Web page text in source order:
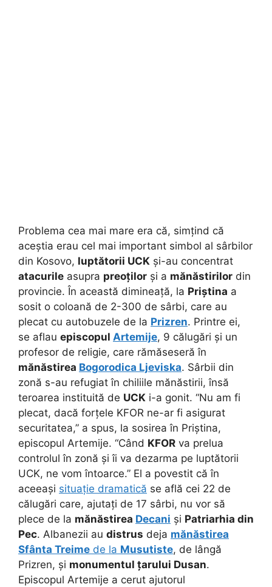
Problema cea mai mare era că, simțind că
aceștia erau cel mai important simbol al sârbilor
din Kosovo, luptătorii UCK și-au concentrat
atacurile asupra preoților și a mănăstirilor din
provincie. În această dimineață, la Priștina a
sosit o coloană de 2-300 de sârbi, care au
plecat cu autobuzele de la Prizren. Printre ei,
se aflau episcopul Artemije, 9 călugări și un
profesor de religie, care rămăseseră în
mănăstirea Bogorodica Ljeviska. Sârbii din
zonă s-au refugiat în chiliile mănăstirii, însă
teroarea instituită de UCK i-a gonit. “Nu am fi
plecat, dacă forțele KFOR ne-ar fi asigurat
securitatea,” a spus, la sosirea în Priștina,
episcopul Artemije. “Când KFOR va prelua
controlul în zonă și îi va dezarma pe luptătorii
UCK, ne vom întoarce.” El a povestit că în
aceeași situație dramatică se află cei 22 de
călugări care, ajutați de 17 sârbi, nu vor să
plece de la mănăstirea Decani și Patriarhia din
Pec. Albanezii au distrus deja mănăstirea
Sfânta Treime de la Musutiste, de lângă
Prizren, și monumentul țarului Dusan.
Episcopul Artemije a cerut ajutorul